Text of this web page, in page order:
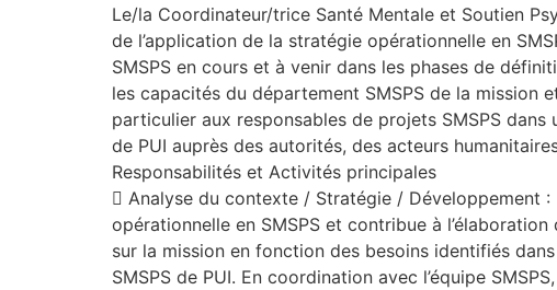
Le/la Coordinateur/trice Santé Mentale et Soutien
de l’application de la stratégie opérationnelle en
SMSPS en cours et à venir dans les phases de
les capacités du département SMSPS de la
particulier aux responsables de projets SMSPS
de PUI auprès des autorités, des acteurs
Responsabilités et Activités principales
 Analyse du contexte / Stratégie / Développement
opérationnelle en SMSPS et contribue à
sur la mission en fonction des besoins identifiés
SMSPS de PUI. En coordination avec l’équipe